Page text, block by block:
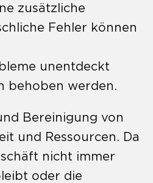
zusätzliche
Fehler können
unentdeckt
behoben werden.
Bereinigung von
und Ressourcen. Da
nicht immer
oder die